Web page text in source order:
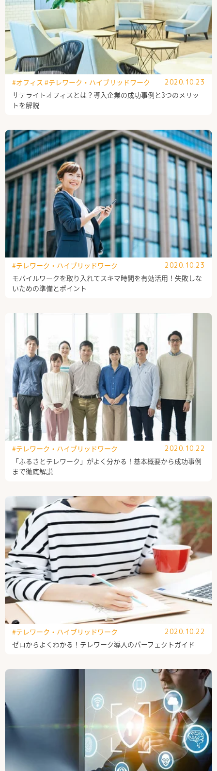
サテライトオフィスとは？導入企業の成功事例と3つのメリッ
トを解説
#オフィス #テレワーク・ハイブリッドワーク 2020.10.23
モバイルワークを取り入れてスキマ時間を有効活用！失敗しな
いための準備とポイント
#テレワーク・ハイブリッドワーク 2020.10.23
「ふるさとテレワーク」がよく分かる！基本概要から成功事例
まで徹底解説
#テレワーク・ハイブリッドワーク 2020.10.22
ゼロからよくわかる！テレワーク導入のパーフェクトガイド
#テレワーク・ハイブリッドワーク 2020.10.22